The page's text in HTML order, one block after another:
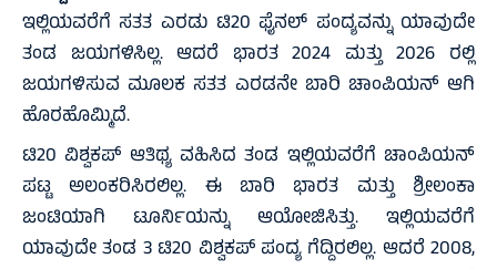
ಇಲ್ಲಿಯವರೆಗೆ ಸತತ ಎರಡು ಟಿ20 ಫೈನಲ್‌ ಪಂದ್ಯವನ್ನು ಯಾವುದೇ
ತಂಡ ಜಯಗಳಿಸಿಲ್ಲ. ಆದರೆ ಭಾರತ 2024 ಮತ್ತು 2026 ರಲ್ಲಿ
ಜಯಗಳಿಸುವ ಮೂಲಕ ಸತತ ಎರಡನೇ ಬಾರಿ ಚಾಂಪಿಯನ್‌ ಆಗಿ
ಹೊರಹೊಮ್ಮಿದೆ.
ಟಿ20 ವಿಶ್ವಕಪ್‌ ಆತಿಥ್ಯ ವಹಿಸಿದ ತಂಡ ಇಲ್ಲಿಯವರೆಗೆ ಚಾಂಪಿಯನ್‌
ಪಟ್ಟ ಅಲಂಕರಿಸಿರಲಿಲ್ಲ. ಈ ಬಾರಿ ಭಾರತ ಮತ್ತು ಶ್ರೀಲಂಕಾ
ಜಂಟಿಯಾಗಿ ಟೂರ್ನಿಯನ್ನು ಆಯೋಜಿಸಿತ್ತು. ಇಲ್ಲಿಯವರೆಗೆ
ಯಾವುದೇ ತಂಡ 3 ಟಿ20 ವಿಶ್ವಕಪ್‌ ಪಂದ್ಯ ಗೆದ್ದಿರಲಿಲ್ಲ. ಆದರೆ 2008,